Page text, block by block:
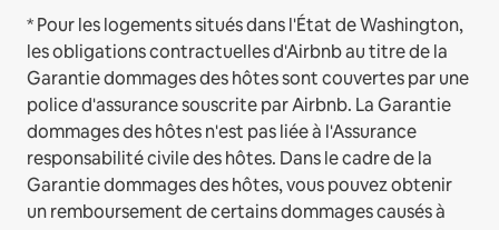
* Pour les logements situés dans l'État de Washington,
les obligations contractuelles d'Airbnb au titre de la
Garantie dommages des hôtes sont couvertes par une
police d'assurance souscrite par Airbnb. La Garantie
dommages des hôtes n'est pas liée à l'Assurance
responsabilité civile des hôtes. Dans le cadre de la
Garantie dommages des hôtes, vous pouvez obtenir
un remboursement de certains dommages causés à